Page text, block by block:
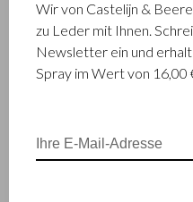
Unternehmen wurde
Castelijn und Lederstanzer
fassten, gemeinsam
hat die dritte Generation–
Familientradition, die
Wir von Castelijn &
zu Leder mit Ihnen.
Newsletter ein und
Spray im Wert von